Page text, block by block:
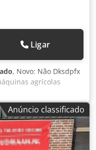
Ligar
, Novo: Não Dksdpfx
agrícolas
Anúncio classificado